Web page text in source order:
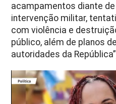
acampamentos diante
intervenção militar,
com violência e
público, além de planos
autoridades da